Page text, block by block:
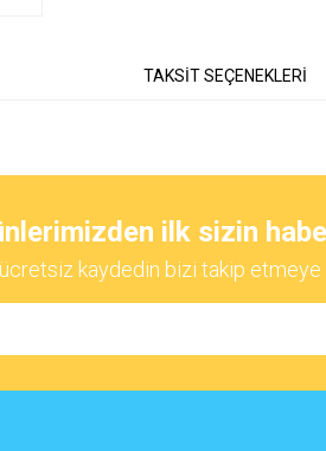
TAKSİT SEÇENEKLERİ
Yorum Yaz
ilk sizin
kaydedin bizi takip etmeye